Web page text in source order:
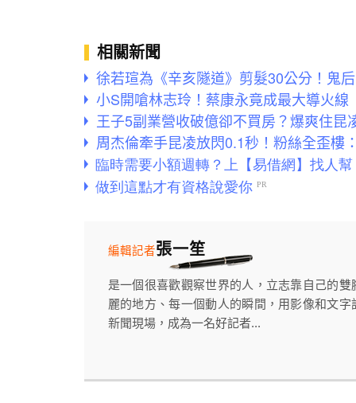
相關新聞
徐若瑄為《辛亥隧道》剪髮30公分！鬼
小S開嗆林志玲！蔡康永竟成最大導火
王子5副業營收破億卻不買房？爆爽住
周杰倫牽手昆凌放閃0.1秒！粉絲全歪樓
張一笙
編輯記者
是一個很喜歡觀察世界的人，立志靠自己的
麗的地方、每一個動人的瞬間，用影像和文
新聞現場，成為一名好記者...